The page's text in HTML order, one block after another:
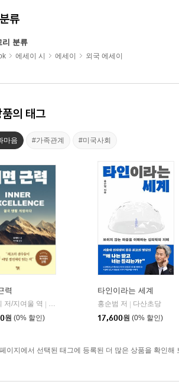
류
리 분류
에세이 시 에세이 외국 에세이
의 태그
마음 #가족관계 #미국사회
력
저/지여울 역 |
원 (0% 할인)
타인이라는 세계
홍순범 저 | 다산초당
17,600원 (0% 할인)
이지에서 선택된 태그에 등록된 더 많은 상품을 확인해